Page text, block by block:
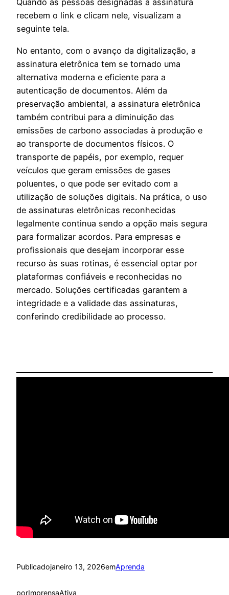
Quando as pessoas designadas à assinatura
recebem o link e clicam nele, visualizam a
seguinte tela.
No entanto, com o avanço da digitalização, a
assinatura eletrônica tem se tornado uma
alternativa moderna e eficiente para a
autenticação de documentos. Além da
preservação ambiental, a assinatura eletrônica
também contribui para a diminuição das
emissões de carbono associadas à produção e
ao transporte de documentos físicos. O
transporte de papéis, por exemplo, requer
veículos que geram emissões de gases
poluentes, o que pode ser evitado com a
utilização de soluções digitais. Na prática, o uso
de assinaturas eletrônicas reconhecidas
legalmente continua sendo a opção mais segura
para formalizar acordos. Para empresas e
profissionais que desejam incorporar esse
recurso às suas rotinas, é essencial optar por
plataformas confiáveis e reconhecidas no
mercado. Soluções certificadas garantem a
integridade e a validade das assinaturas,
conferindo credibilidade ao processo.
Publicadojaneiro 13, 2026emAprenda
porImprensaAtiva